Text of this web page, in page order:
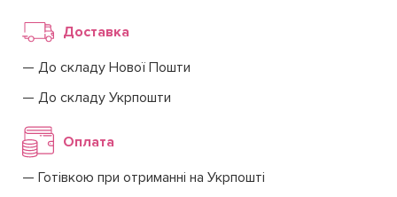
Доставка
До складу Нової Пошти
До складу Укрпошти
Оплата
Готівкою при отриманні на Укрпошті